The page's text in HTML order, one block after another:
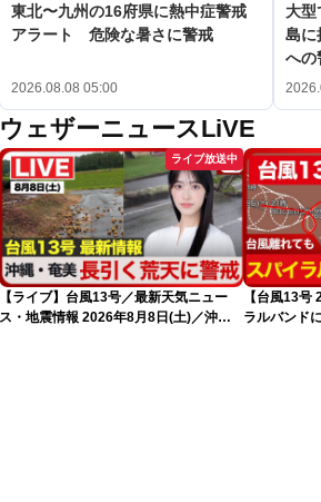
東北〜九州の16府県に熱中症警戒
アラート 危険な暑さに警戒
2026.08.08 05:00
大
島
への
ウェザーニュースLiVE
ライブ放送中
【ライブ】台風13号／最新天気ニュー
ス・地震情報 2026年8月8日(土)／沖
【台風13号
ラルバンド